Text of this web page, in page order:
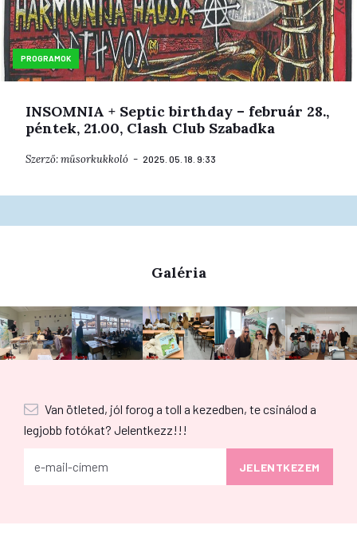
PROGRAMOK
INSOMNIA + Septic birthday – február 28.,
péntek, 21.00, Clash Club Szabadka
Szerző:műsorkukkoló 2025. 05. 18. 9:33
Galéria
Van ötleted, jól forog a toll a kezedben, te csinálod a
legjobb fotókat? Jelentkezz!!!